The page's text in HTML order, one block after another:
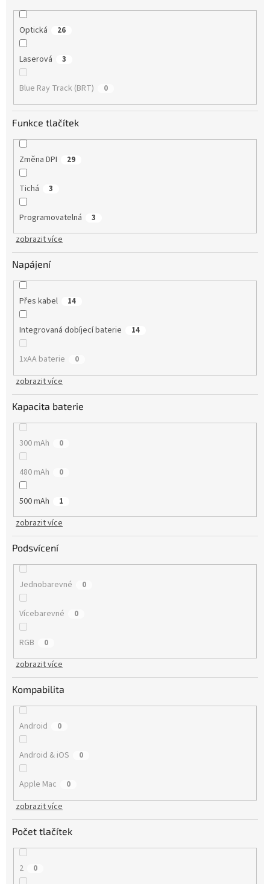
Optická 26
Laserová 3
Blue Ray Track (BRT) 0
Funkce tlačítek
Změna DPI 29
Tichá 3
Programovatelná 3
zobrazit více
Napájení
Přes kabel 14
Integrovaná dobíjecí baterie 14
1xAA baterie 0
zobrazit více
Kapacita baterie
300 mAh 0
480 mAh 0
500 mAh 1
zobrazit více
Podsvícení
Jednobarevné 0
Vícebarevné 0
RGB 0
zobrazit více
Kompabilita
Android 0
Android & iOS 0
Apple Mac 0
zobrazit více
Počet tlačítek
2 0